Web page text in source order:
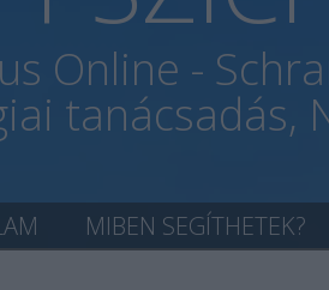
Online -
tanácsadás,
MIBEN SEGÍTHETEK?